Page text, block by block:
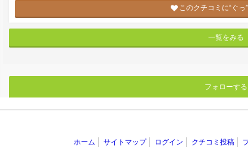
このクチコミに“ぐっ
一覧をみる
フォローする
ホーム サイトマップ ログイン クチコミ投稿